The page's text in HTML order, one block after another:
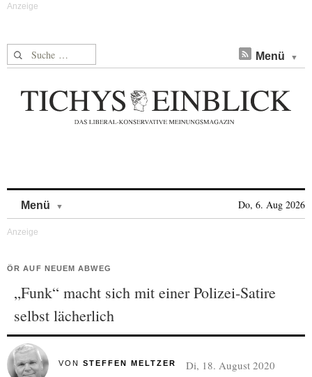
Suche nach: Menü
Menü Do, 6. Aug 2026
ÖR AUF NEUEM ABWEG
„Funk“ macht sich mit einer Polizei-Satire
selbst lächerlich
VON STEFFEN MELTZER Di, 18. August 2020